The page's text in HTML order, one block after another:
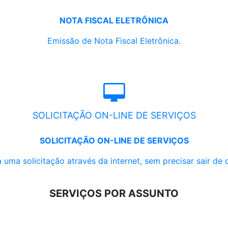
NOTA FISCAL ELETRÔNICA
Emissão de Nota Fiscal Eletrônica.
SOLICITAÇÃO ON-LINE DE SERVIÇOS
SOLICITAÇÃO ON-LINE DE SERVIÇOS
uma solicitação através da internet, sem precisar sair de
SERVIÇOS POR ASSUNTO